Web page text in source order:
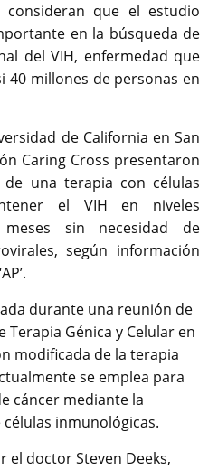
que el estudio
en la búsqueda de
del VIH, enfermedad que
40 millones de personas en
de California en San
Caring Cross presentaron
una terapia con células
el VIH en niveles
meses sin necesidad de
según información
durante una reunión de
Terapia Génica y Celular en
modificada de la terapia
se emplea para
cáncer mediante la
inmunológicas.
el doctor Steven Deeks,